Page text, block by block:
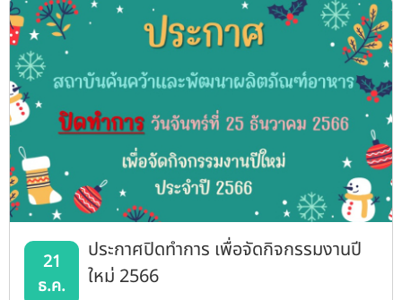
21
ธ.ค.
ประกาศปิดทำการ เพื่อจัดกิจกรรมงานปี
ใหม่ 2566